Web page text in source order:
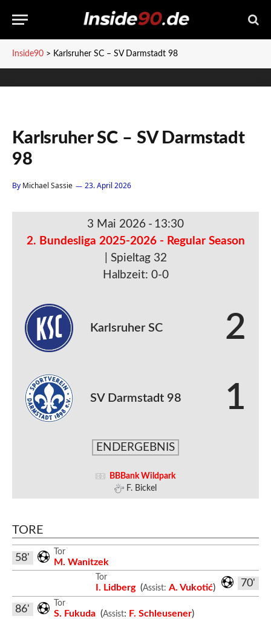
Inside90 > Karlsruher SC – SV Darmstadt 98
Karlsruher SC – SV Darmstadt
98
By Michael Sassie 23. April 2026
3 Mai 2026 - 13:30
2. Bundesliga 2025-2026 - Regular Season
| Spieltag 32
Halbzeit: 0-0
Karlsruher SC 2
SV Darmstadt 98 1
ENDERGEBNIS
BBBank Wildpark
F. Bickel
TORE
Tor
M. Wanitzek
58'
70'
Tor
I. Lidberg (Assist: A. Vukotić)
Tor
S. Fukuda (Assist: F. Schleusener)
86'